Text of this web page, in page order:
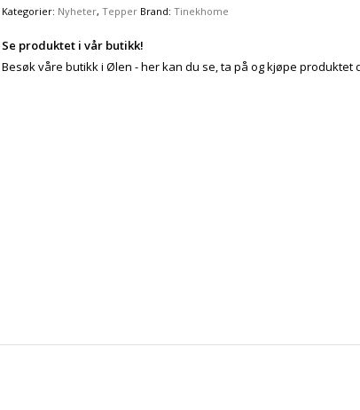
Kategorier: Nyheter,Tepper Brand:Tinekhome
Se produktet i vår butikk!
Besøk våre butikk i Ølen - her kan du se, ta på og kjøpe produktet